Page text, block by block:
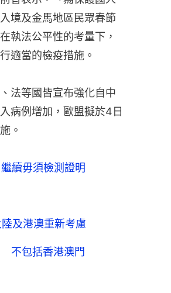
境及金馬地區民眾春節
執法公平性的考量下，
適當的檢疫措施。
法等國皆宣布強化自中
病例增加，歐盟擬於4日
。
續毋須檢測證明
及港澳重新考慮
不包括香港澳門